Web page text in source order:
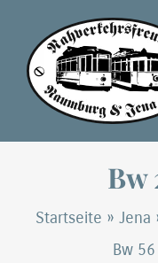
Inhalt
springen
Bw
Startseite » Jena
Bw 56